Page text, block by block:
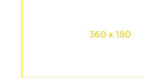
360 x 180